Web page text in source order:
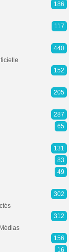
186
117
440
152
205
287
65
131
83
49
302
312
156
16